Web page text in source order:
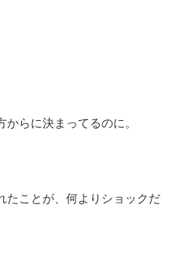
らに決まってるのに。
たことが、何よりショックだ